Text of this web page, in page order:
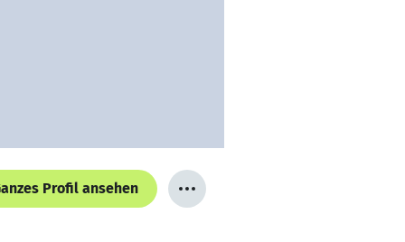
Profil ansehen